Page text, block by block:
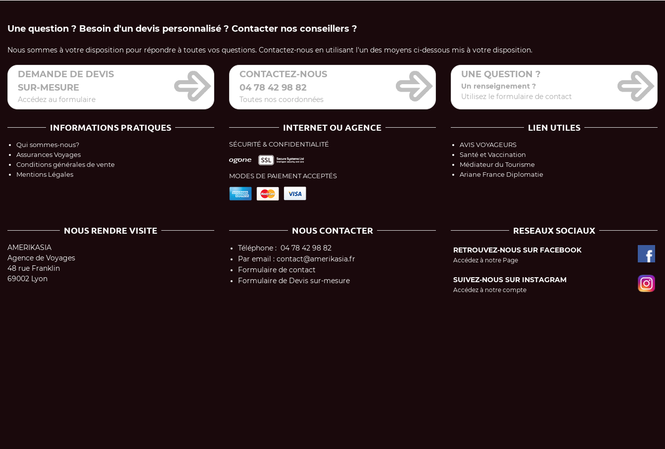
Une question ? Besoin d'un devis personnalisé ? Contacter nos conseillers ?
Nous sommes à votre disposition pour répondre à toutes vos questions. Contactez-nous en utilisant l'un des moyens ci-dessous mis à votre disposition.
DEMANDE DE DEVIS
SUR-MESURE
Accédez au formulaire
CONTACTEZ-NOUS
04 78 42 98 82
Toutes nos coordonnées
UNE QUESTION ?
Un renseignement ?
Utilisez le formulaire de contact
INFORMATIONS PRATIQUES
Qui sommes-nous?
Assurances Voyages
Conditions générales de vente
Mentions Légales
INTERNET OU AGENCE
SÉCURITÉ & CONFIDENTIALITÉ
MODES DE PAIEMENT ACCEPTÉS
LIEN UTILES
AVIS VOYAGEURS
Santé et Vaccination
Médiateur du Tourisme
Ariane France Diplomatie
NOUS RENDRE VISITE
AMERIKASIA
Agence de Voyages
48 rue Franklin
69002 Lyon
NOUS CONTACTER
Téléphone : 04 78 42 98 82
Par email : contact@amerikasia.fr
Formulaire de contact
Formulaire de Devis sur-mesure
RESEAUX SOCIAUX
RETROUVEZ-NOUS SUR FACEBOOK
Accédez à notre Page
SUIVEZ-NOUS SUR INSTAGRAM
Accédez à notre compte